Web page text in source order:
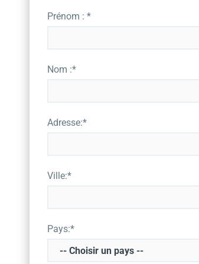
Prénom : *
Nom :*
Adresse:*
Ville:*
Pays:*